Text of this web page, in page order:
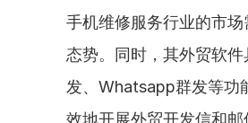
手机维修服务行业的市
态势。同时，其外贸软
发、Whatsapp群发等功
效地开展外贸开发信和邮